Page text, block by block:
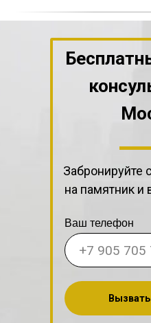
Забронируйте
на памятник и
Ваш телефон